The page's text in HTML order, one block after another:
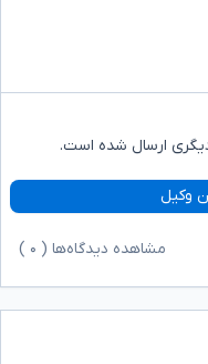
ارسال شده است.
وکیل
مشاهده دیدگاه‌ها ( ۰